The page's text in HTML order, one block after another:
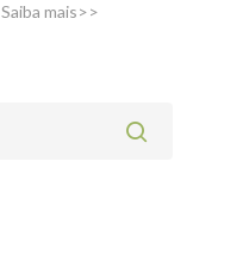
Saiba mais>>